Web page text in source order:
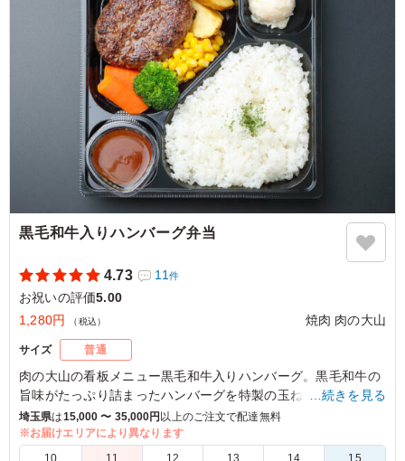
ご利用シーン：お祝い›誕生日
千葉県我孫子市我孫子2024/12/23
黒毛和牛入りハンバーグ弁当
4.73 11件
お祝いの評価5.00
1,280円
（税込） 焼肉 肉の大山
サイズ 普通
肉の大山の看板メニュー黒毛和牛入りハンバーグ。黒毛和牛の
旨味がたっぷり詰まったハンバーグを特製の玉ねぎの甘みを感
じられるシャリアピンソースでお召し上がりください。
付け合わせのお野菜は一つ一つしっかりと調理し野菜も主張し
たお弁当です。
…続きを見る
埼玉県は15,000 〜 35,000円 以上のご注文で配達無料
※お届けエリアにより異なります
10
11
12
13
14
15